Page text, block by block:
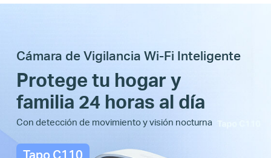
Cámara de Vigilancia Wi-Fi Inteligente
Protege tu hogar y
familia 24 horas al día
Con detección de movimiento y visión nocturna
Tapo C110